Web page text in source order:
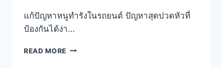
แก้ปัญหาหนูทำรังในรถยนต์ ปัญหาสุดปวดหัวที่
ป้องกันได้ง่า…
READ MORE